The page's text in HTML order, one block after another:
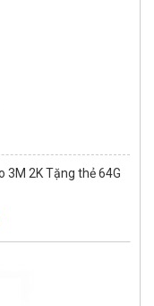
3M 2K Tặng thẻ 64G